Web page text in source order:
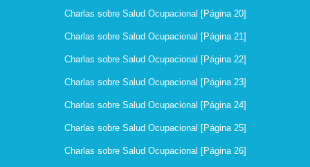
Charlas sobre Salud Ocupacional [Página 20]
Charlas sobre Salud Ocupacional [Página 21]
Charlas sobre Salud Ocupacional [Página 22]
Charlas sobre Salud Ocupacional [Página 23]
Charlas sobre Salud Ocupacional [Página 24]
Charlas sobre Salud Ocupacional [Página 25]
Charlas sobre Salud Ocupacional [Página 26]